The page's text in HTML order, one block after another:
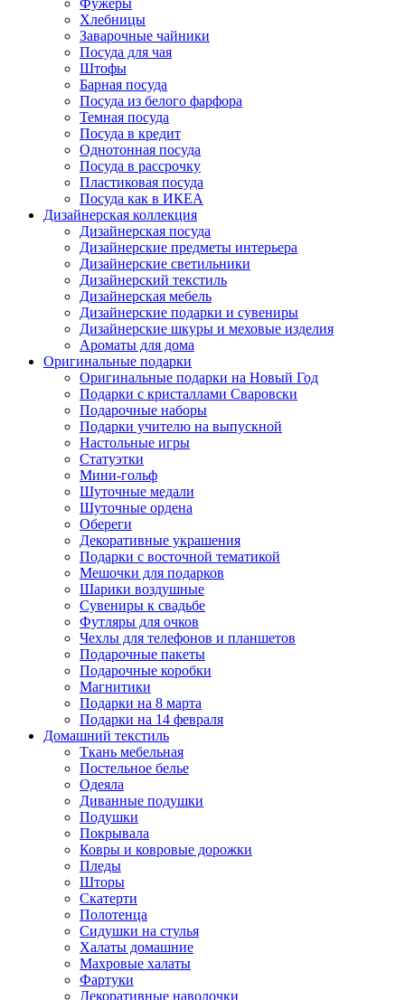
Фужеры
Хлебницы
Заварочные чайники
Посуда для чая
Штофы
Барная посуда
Посуда из белого фарфора
Темная посуда
Посуда в кредит
Однотонная посуда
Посуда в рассрочку
Пластиковая посуда
Посуда как в ИКЕА
Дизайнерская коллекция
Дизайнерская посуда
Дизайнерские предметы интерьера
Дизайнерские светильники
Дизайнерский текстиль
Дизайнерская мебель
Дизайнерские подарки и сувениры
Дизайнерские шкуры и меховые изделия
Ароматы для дома
Оригинальные подарки
Оригинальные подарки на Новый Год
Подарки с кристаллами Сваровски
Подарочные наборы
Подарки учителю на выпускной
Настольные игры
Статуэтки
Мини-гольф
Шуточные медали
Шуточные ордена
Обереги
Декоративные украшения
Подарки с восточной тематикой
Мешочки для подарков
Шарики воздушные
Сувениры к свадьбе
Футляры для очков
Чехлы для телефонов и планшетов
Подарочные пакеты
Подарочные коробки
Магнитики
Подарки на 8 марта
Подарки на 14 февраля
Домашний текстиль
Ткань мебельная
Постельное белье
Одеяла
Диванные подушки
Подушки
Покрывала
Ковры и ковровые дорожки
Пледы
Шторы
Скатерти
Полотенца
Сидушки на стулья
Халаты домашние
Махровые халаты
Фартуки
Декоративные наволочки